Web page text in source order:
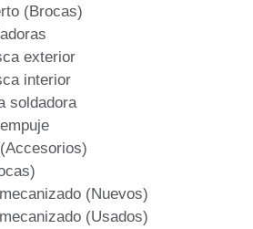
(Brocas)
exterior
interior
soldadora
(Nuevos)
(Usados)